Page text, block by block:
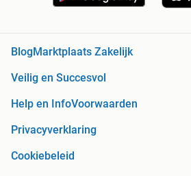
BlogMarktplaats Zakelijk
Veilig en Succesvol
Help en InfoVoorwaarden
Privacyverklaring
Cookiebeleid